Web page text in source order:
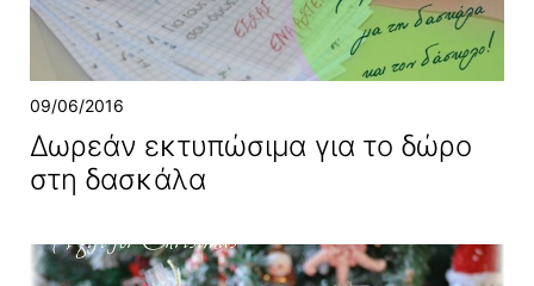
09/06/2016
Δωρεάν εκτυπώσιμα για το δώρο
στη δασκάλα